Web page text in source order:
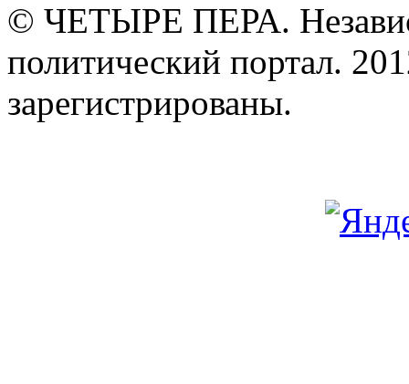
© ЧЕТЫРЕ ПЕРА.
политический портал.
зарегистрированы.